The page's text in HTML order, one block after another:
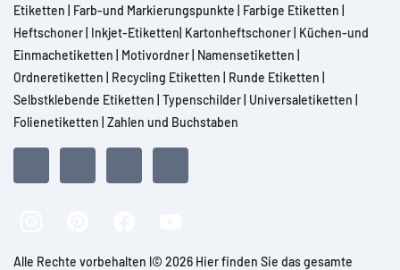
Etiketten
Farb-und Markierungspunkte Farbige Etiketten
Heftschoner Inkjet-Etiketten Kartonheftschoner Küchen-und
Einmachetiketten
Motivordner Namensetiketten
Ordneretiketten
Recycling Etiketten Runde Etiketten
Selbstklebende Etiketten Typenschilder Universaletiketten
Folienetiketten Zahlen und Buchstaben
Alle Rechte vorbehalten l© 2026 Hier finden Sie das gesamte